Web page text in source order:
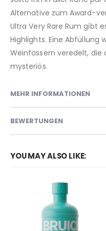
Alternative zum Award-
Ultra Very Rare Rum gibt
Highlights. Eine Abfüllung
Weinfässern veredelt, die
mysteriös.
MEHR INFORMATIONEN
BEWERTUNGEN
YOU MAY ALSO LIKE: